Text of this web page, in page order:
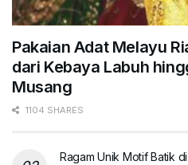
Pakaian Adat Melayu
dari Kebaya Labuh
Musang
1104 SHARES
Ragam Unik Motif Batik